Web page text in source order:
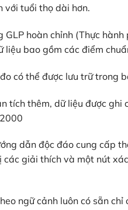
với tuổi thọ dài hơn.
GLP hoàn chỉnh (Thực
liệu bao gồm các điểm
có thể được lưu trữ trong
tích thêm, dữ liệu được
dẫn độc đáo cung cấp
giải thích và một nút
ngữ cảnh luôn có sẵn